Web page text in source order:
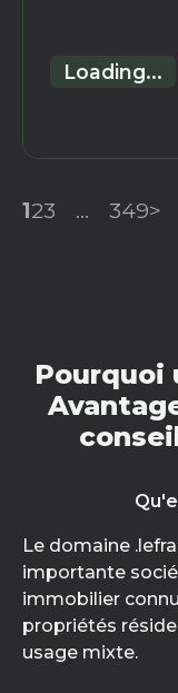
Loading...
123 ... 349>
Pourquoi
Le domaine
importante
immobilier
propriétés
usage mixte.